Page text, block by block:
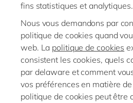
fins statistiques et analytiques.
Nous vous demandons par
politique de cookies quand
web. La politique de cookies
consistent les cookies, quels
par delaware et comment
vos préférences en matière
politique de cookies peut être